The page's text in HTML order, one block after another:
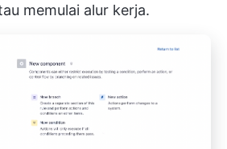
memulai alur kerja.